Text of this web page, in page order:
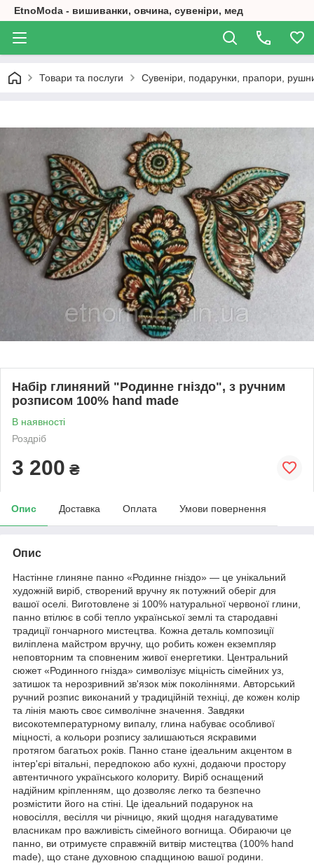
EtnoModa - вишиванки, овчина, сувеніри, мед
Товари та послуги Сувеніри, подарунки, прапори,
Набір глиняний "Родинне гніздо", з ручним
розписом 100% hand made
В наявності
Роздріб
3 200 ₴
Опис Доставка Оплата Умови повернення
Опис
Настінне глиняне панно «Родинне гніздо» — це унікальний
художній виріб, створений вручну як потужний оберіг для
вашої оселі. Виготовлене зі 100% натуральної червоної глини,
панно втілює в собі тепло української землі та стародавні
традиції гончарного мистецтва. Кожна деталь композиції
виліплена майстром вручну, що робить кожен екземпляр
неповторним та сповненим живої енергетики. Центральний
сюжет «Родинного гнізда» символізує міцність сімейних уз,
затишок та нерозривний зв'язок між поколіннями. Авторський
ручний розпис виконаний у традиційній техніці, де кожен колір
та лінія мають своє символічне значення. Завдяки
високотемпературному випалу, глина набуває особливої
міцності, а кольори розпису залишаються яскравими
протягом багатьох років. Панно стане ідеальним акцентом в
інтер'єрі вітальні, передпокою або кухні, додаючи простору
автентичного українського колориту. Виріб оснащений
надійним кріпленням, що дозволяє легко та безпечно
розмістити його на стіні. Це ідеальний подарунок на
новосілля, весілля чи річницю, який щодня нагадуватиме
власникам про важливість сімейного вогнища. Обираючи це
панно, ви отримуєте справжній витвір мистецтва (100% hand
made), що стане духовною спадщиною вашої родини.